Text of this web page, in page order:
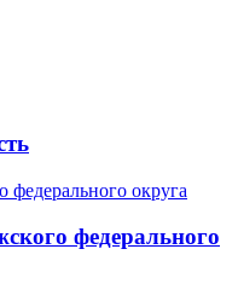
федерального